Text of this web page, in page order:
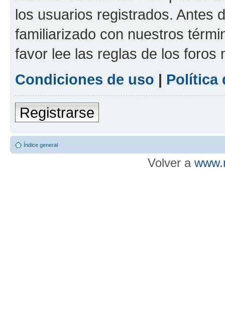
los usuarios registrados. Antes
familiarizado con nuestros
favor lee las reglas de los foros
Condiciones de uso | Política
Registrarse
Índice general
Volver a